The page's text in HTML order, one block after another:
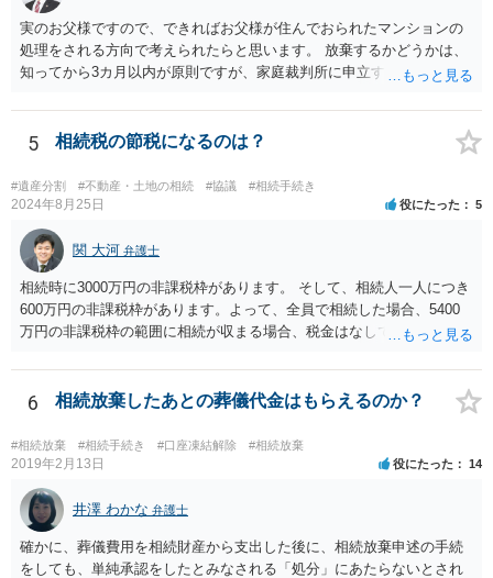
実のお父様ですので、できればお父様が住んでおられたマンションの
処理をされる方向で考えられたらと思います。 放棄するかどうかは、
知ってから3カ月以内が原則ですが、家庭裁判所に申立すれば3カ月の
放棄するかどうか決めることができます。 銀行やサラ金が数年も放置
することはありませんので、数年後に借金が発見される可能性はほぼ
伸長して調査したところ、サラ金に対する過払金など相当な財産が見
つかったため相続したという事例がありました。
5 相続税の節税になるのは？
#遺産分割 #不動産・土地の相続 #協議 #相続手続き
2024年8月25日 役にたった 5
関 大河 弁護士
相続時に3000万円の非課税枠があります。 そして、相続人一人につき
600万円の非課税枠があります。よって、全員で相続した場合、5400
万円の非課税枠の範囲に相続が収まる場合、税金はなしです。 一人が
範囲となります。 一般的には、全員で相続する方が税金はお得です。
また、全員で相続しても、話し合いの結果、親がすべて相続と決める
0万円分使えます。 父が亡くなり、母が全部相続すると、母から三人
で相続する際は、4800万円が非課税枠となります。 そうすると、母が
亡くなってから相続すると、両親のどちらかが亡くなってから相続す
るより非課税の枠が減少します。 計画的に相続をするのがおすすめと
いうことになります。これ以外にも気をつける点はあるかもしれませ
んので、一度相談して想定するのがおすすめと思います。
6 相続放棄したあとの葬儀代金はもらえるのか？
#相続放棄 #相続手続き #口座凍結解除 #相続放棄
2019年2月13日 役にたった 14
井澤 わかな 弁護士
確かに、葬儀費用を相続財産から支出した後に、相続放棄申述の手続
をしても、単純承認をしたとみなされる「処分」にあたらないとされ